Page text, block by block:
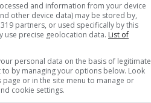
and information from your device
other device data) may be stored by,
partners, or used specifically by this
use precise geolocation data. List of
personal data on the basis of legitimate
to by managing your options below. Look
or in the site menu to manage or
cookie settings.